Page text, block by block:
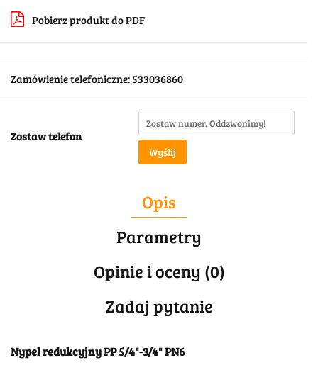
Pobierz produkt do PDF
Zamówienie telefoniczne: 533036860
Zostaw telefon
Wyślij
Opis
Parametry
Opinie i oceny (0)
Zadaj pytanie
Nypel redukcyjny PP 5/4"-3/4" PN6